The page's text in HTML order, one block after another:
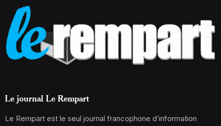
Le journal Le Rempart
Le Rempart est le seul journal francophone d’information